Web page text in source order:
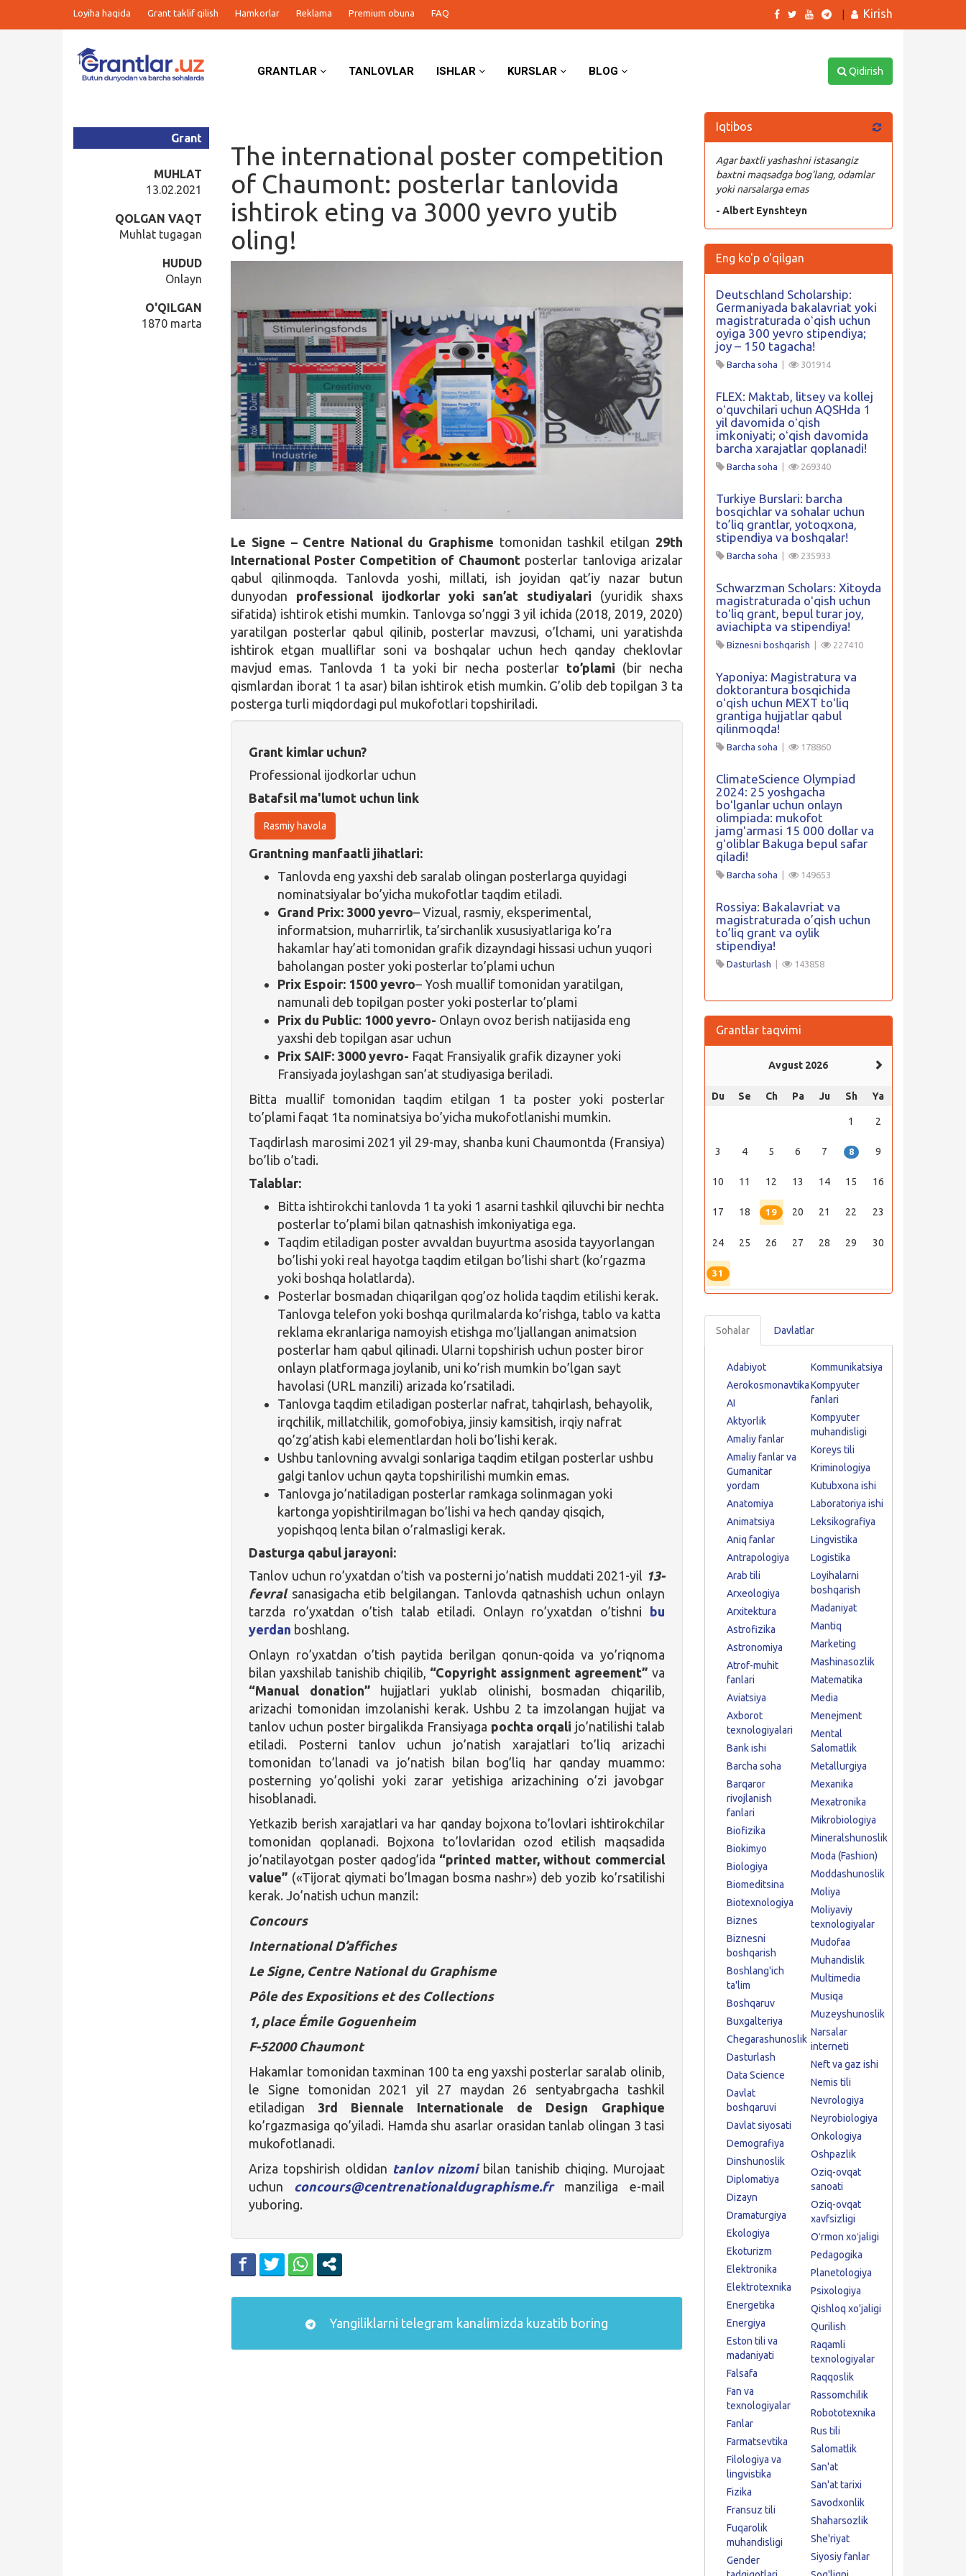
Loyiha haqida Grant taklif qilish Hamkorlar Reklama Premium obuna FAQ Kirish
GRANTLAR TANLOVLAR ISHLAR KURSLAR BLOG Qidirish
The international poster competition
of Chaumont: posterlar tanlovida
ishtirok eting va 3000 yevro yutib
oling!
Grant
MUHLAT
13.02.2021
QOLGAN VAQT
Muhlat tugagan
HUDUD
Onlayn
O'QILGAN
1870 marta
Le Signe – Centre National du Graphisme tomonidan tashkil etilgan 29th
International Poster Competition of Chaumont posterlar tanloviga arizalar
qabul qilinmoqda. Tanlovda yoshi, millati, ish joyidan qat’iy nazar butun
dunyodan professional ijodkorlar yoki san’at studiyalari (yuridik shaxs
sifatida) ishtirok etishi mumkin. Tanlovga so’nggi 3 yil ichida (2018, 2019, 2020)
yaratilgan posterlar qabul qilinib, posterlar mavzusi, o’lchami, uni yaratishda
ishtirok etgan mualliflar soni va boshqalar uchun hech qanday cheklovlar
mavjud emas. Tanlovda 1 ta yoki bir necha posterlar to’plami (bir necha
qismlardan iborat 1 ta asar) bilan ishtirok etish mumkin. G’olib deb topilgan 3 ta
posterga turli miqdordagi pul mukofotlari topshiriladi.
Grant kimlar uchun?
Professional ijodkorlar uchun
Batafsil ma'lumot uchun link
Rasmiy havola
Grantning manfaatli jihatlari:
Tanlovda eng yaxshi deb saralab olingan posterlarga quyidagi
nominatsiyalar bo’yicha mukofotlar taqdim etiladi.
Grand Prix: 3000 yevro– Vizual, rasmiy, eksperimental,
informatsion, muharrirlik, ta’sirchanlik xususiyatlariga ko’ra
hakamlar hay’ati tomonidan grafik dizayndagi hissasi uchun yuqori
baholangan poster yoki posterlar to’plami uchun
Prix Espoir: 1500 yevro– Yosh muallif tomonidan yaratilgan,
namunali deb topilgan poster yoki posterlar to’plami
Prix du Public: 1000 yevro- Onlayn ovoz berish natijasida eng
yaxshi deb topilgan asar uchun
Prix SAIF: 3000 yevro- Faqat Fransiyalik grafik dizayner yoki
Fransiyada joylashgan san’at studiyasiga beriladi.
Bitta muallif tomonidan taqdim etilgan 1 ta poster yoki posterlar
to’plami faqat 1ta nominatsiya bo’yicha mukofotlanishi mumkin.
Taqdirlash marosimi 2021 yil 29-may, shanba kuni Chaumontda (Fransiya)
bo’lib o’tadi.
Talablar:
Bitta ishtirokchi tanlovda 1 ta yoki 1 asarni tashkil qiluvchi bir nechta
posterlar to’plami bilan qatnashish imkoniyatiga ega.
Taqdim etiladigan poster avvaldan buyurtma asosida tayyorlangan
bo’lishi yoki real hayotga taqdim etilgan bo’lishi shart (ko’rgazma
yoki boshqa holatlarda).
Posterlar bosmadan chiqarilgan qog’oz holida taqdim etilishi kerak.
Tanlovga telefon yoki boshqa qurilmalarda ko’rishga, tablo va katta
reklama ekranlariga namoyish etishga mo’ljallangan animatsion
posterlar ham qabul qilinadi. Ularni topshirish uchun poster biror
onlayn platformaga joylanib, uni ko’rish mumkin bo’lgan sayt
havolasi (URL manzili) arizada ko’rsatiladi.
Tanlovga taqdim etiladigan posterlar nafrat, tahqirlash, behayolik,
irqchilik, millatchilik, gomofobiya, jinsiy kamsitish, irqiy nafrat
qo’zg’atish kabi elementlardan holi bo’lishi kerak.
Ushbu tanlovning avvalgi sonlariga taqdim etilgan posterlar ushbu
galgi tanlov uchun qayta topshirilishi mumkin emas.
Tanlovga jo’natiladigan posterlar ramkaga solinmagan yoki
kartonga yopishtirilmagan bo’lishi va hech qanday qisqich,
yopishqoq lenta bilan o’ralmasligi kerak.
Dasturga qabul jarayoni:
Tanlov uchun ro’yxatdan o’tish va posterni jo’natish muddati 2021-yil 13-
fevralsanasigacha etib belgilangan. Tanlovda qatnashish uchun onlayn
tarzda ro’yxatdan o’tish talab etiladi. Onlayn ro’yxatdan o’tishni bu
yerdan boshlang.
Onlayn ro’yxatdan o’tish paytida berilgan qonun-qoida va yo’riqnoma
bilan yaxshilab tanishib chiqilib, “Copyright assignment agreement” va
“Manual donation”hujjatlari yuklab olinishi, bosmadan chiqarilib,
arizachi tomonidan imzolanishi kerak. Ushbu 2 ta imzolangan hujjat va
tanlov uchun poster birgalikda Fransiyaga pochta orqali jo’natilishi talab
etiladi. Posterni tanlov uchun jo’natish xarajatlari to’liq arizachi
tomonidan to’lanadi va jo’natish bilan bog’liq har qanday muammo:
posterning yo’qolishi yoki zarar yetishiga arizachining o’zi javobgar
hisoblanadi.
Yetkazib berish xarajatlari va har qanday bojxona to’lovlari ishtirokchilar
tomonidan qoplanadi. Bojxona to’lovlaridan ozod etilish maqsadida
jo’natilayotgan poster qadog’ida “printed matter, without commercial
value” («Tijorat qiymati bo’lmagan bosma nashr») deb yozib ko’rsatilishi
kerak. Jo’natish uchun manzil:
Concours
International D’affiches
Le Signe, Centre National du Graphisme
Pôle des Expositions et des Collections
1, place Émile Goguenheim
F-52000 Chaumont
Hakamlar tomonidan taxminan 100 ta eng yaxshi posterlar saralab olinib,
le Signe tomonidan 2021 yil 27 maydan 26 sentyabrgacha tashkil
etiladigan 3rd Biennale Internationale de Design Graphique
ko’rgazmasiga qo’yiladi. Hamda shu asarlar orasidan tanlab olingan 3 tasi
mukofotlanadi.
Ariza topshirish oldidan tanlov nizomibilan tanishib chiqing. Murojaat
uchun concours@centrenationaldugraphisme.frmanziliga e-mail
yuboring.
Yangiliklarni telegram kanalimizda kuzatib boring
Iqtibos
Agar baxtli yashashni istasangiz
baxtni maqsadga bog’lang, odamlar
yoki narsalarga emas
- Albert Eynshteyn
Eng ko'p o'qilgan
Deutschland Scholarship:
Germaniyada bakalavriat yoki
magistraturada oʻqish uchun
oyiga 300 yevro stipendiya;
joy – 150 tagacha!
Barcha soha 301914
FLEX: Maktab, litsey va kollej
oʻquvchilari uchun AQSHda 1
yil davomida oʻqish
imkoniyati; oʻqish davomida
barcha xarajatlar qoplanadi!
Barcha soha 269340
Turkiye Burslari: barcha
bosqichlar va sohalar uchun
to’liq grantlar, yotoqxona,
stipendiya va boshqalar!
Barcha soha 235933
Schwarzman Scholars: Xitoyda
magistraturada oʻqish uchun
toʻliq grant, bepul turar joy,
aviachipta va stipendiya!
Biznesni boshqarish 227410
Yaponiya: Magistratura va
doktorantura bosqichida
oʻqish uchun MEXT toʻliq
grantiga hujjatlar qabul
qilinmoqda!
Barcha soha 178860
ClimateScience Olympiad
2024: 25 yoshgacha
boʻlganlar uchun onlayn
olimpiada: mukofot
jamgʻarmasi 15 000 dollar va
gʻoliblar Bakuga bepul safar
qiladi!
Barcha soha 149653
Rossiya: Bakalavriat va
magistraturada o’qish uchun
to’liq grant va oylik
stipendiya!
Dasturlash 143858
Grantlar taqvimi
Avgust 2026
Du Se Ch Pa Ju Sh Ya
1 2
3 4 5 6 7 8 9
10 11 12 13 14 15 16
17 18 19 20 21 22 23
24 25 26 27 28 29 30
31
Sohalar Davlatlar
Adabiyot
Aerokosmonavtika
AI
Aktyorlik
Amaliy fanlar
Amaliy fanlar va
Gumanitar
yordam
Anatomiya
Animatsiya
Aniq fanlar
Antrapologiya
Arab tili
Arxeologiya
Arxitektura
Astrofizika
Astronomiya
Atrof-muhit
fanlari
Aviatsiya
Axborot
texnologiyalari
Bank ishi
Barcha soha
Barqaror
rivojlanish
fanlari
Biofizika
Biokimyo
Biologiya
Biomeditsina
Biotexnologiya
Biznes
Biznesni
boshqarish
Boshlang'ich
ta'lim
Boshqaruv
Buxgalteriya
Chegarashunoslik
Dasturlash
Data Science
Davlat
boshqaruvi
Davlat siyosati
Demografiya
Dinshunoslik
Diplomatiya
Dizayn
Dramaturgiya
Ekologiya
Ekoturizm
Elektronika
Elektrotexnika
Energetika
Energiya
Eston tili va
madaniyati
Falsafa
Fan va
texnologiyalar
Fanlar
Farmatsevtika
Filologiya va
lingvistika
Fizika
Fransuz tili
Fuqarolik
muhandisligi
Gender
Kommunikatsiya
Kompyuter
fanlari
Kompyuter
muhandisligi
Koreys tili
Kriminologiya
Kutubxona ishi
Laboratoriya ishi
Leksikografiya
Lingvistika
Logistika
Loyihalarni
boshqarish
Madaniyat
Mantiq
Marketing
Mashinasozlik
Matematika
Media
Menejment
Mental
Salomatlik
Metallurgiya
Mexanika
Mexatronika
Mikrobiologiya
Mineralshunoslik
Moda (Fashion)
Moddashunoslik
Moliya
Moliyaviy
texnologiyalar
Mudofaa
Muhandislik
Multimedia
Musiqa
Muzeyshunoslik
Narsalar
interneti
Neft va gaz ishi
Nemis tili
Nevrologiya
Neyrobiologiya
Onkologiya
Oshpazlik
Oziq-ovqat
sanoati
Oziq-ovqat
xavfsizligi
Oʻrmon xoʻjaligi
Pedagogika
Planetologiya
Psixologiya
Qishloq xo'jaligi
Qurilish
Raqamli
texnologiyalar
Raqqoslik
Rassomchilik
Robototexnika
Rus tili
Salomatlik
San'at
San'at tarixi
Savodxonlik
Shaharsozlik
She'riyat
Siyosiy fanlar